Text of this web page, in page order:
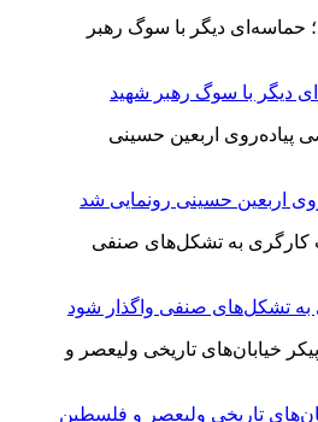
اربعین حسینی رونمایی شد
به تشکل‌های صنفی واگذار شود
تاریخی ولیعصر و فلسطین